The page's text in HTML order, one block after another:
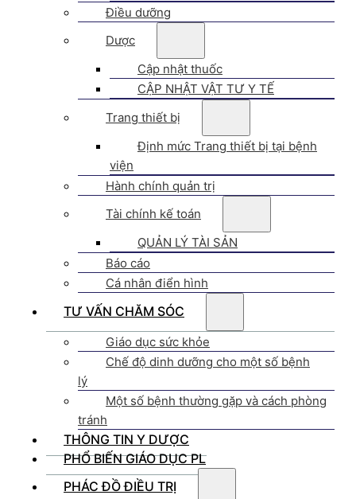
Điều dưỡng
Dược
Cập nhật thuốc
CẬP NHẬT VẬT TƯ Y TẾ
Trang thiết bị
Định mức Trang thiết bị tại bệnh
viện
Hành chính quản trị
Tài chính kế toán
QUẢN LÝ TÀI SẢN
Báo cáo
Cá nhân điển hình
TƯ VẤN CHĂM SÓC
Giáo dục sức khỏe
Chế độ dinh dưỡng cho một số bệnh
lý
Một số bệnh thường gặp và cách phòng
tránh
THÔNG TIN Y DƯỢC
PHỔ BIẾN GIÁO DỤC PL
PHÁC ĐỒ ĐIỀU TRỊ